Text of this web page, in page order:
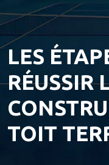
LES
RÉUSSIR
TOIT